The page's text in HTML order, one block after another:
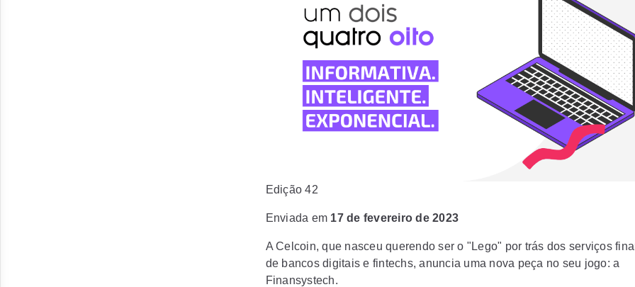
Edição 42
Enviada em 17 de fevereiro de 2023
A Celcoin, que nasceu querendo ser o "Lego" por trás dos serviços
de bancos digitais e fintechs, anuncia uma nova peça no seu jogo: a
Finansystech.